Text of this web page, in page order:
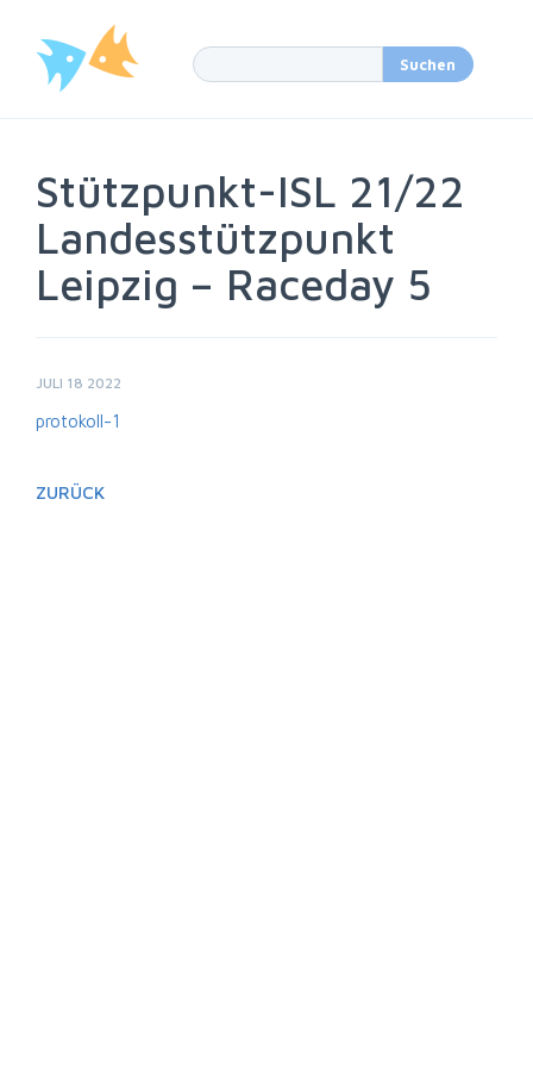
Stützpunkt-ISL 21/22
Landesstützpunkt
Leipzig – Raceday 5
JULI 18 2022
protokoll-1
ZURÜCK